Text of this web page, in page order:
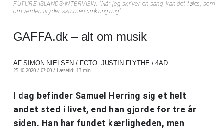
FUTURE ISLANDS-INTERVIEW: ”Når jeg skriver en sang, kan det føles, som
om verden bryder sammen omkring mig”
GAFFA.dk – alt om musik
AF SIMON NIELSEN / FOTO: JUSTIN FLYTHE / 4AD
25.10.2020 / 07:00 / Læsetid: 13 min
I dag befinder Samuel Herring sig et helt
andet sted i livet, end han gjorde for tre år
siden. Han har fundet kærligheden, men